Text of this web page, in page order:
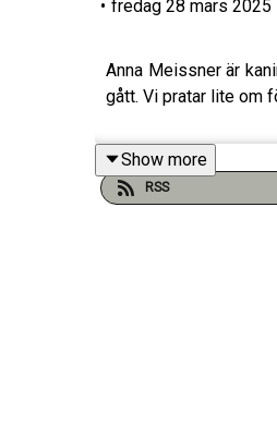
• fredag 28 mars 2025
Anna Meissner är
gått. Vi pratar lite om
Show more
RSS